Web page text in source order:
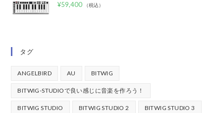
¥59,400 （税込）
タグ
ANGELBIRD AU BITWIG
BITWIG-STUDIOで良い感じに音楽を作ろう！
BITWIG STUDIO BITWIG STUDIO 2 BITWIG STUDIO 3